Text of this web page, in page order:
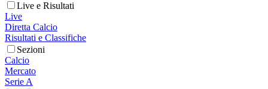
Live e Risultati
Live
Diretta Calcio
Risultati e Classifiche
Sezioni
Calcio
Mercato
Serie A